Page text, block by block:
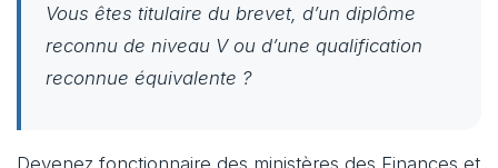
Vous êtes titulaire du brevet, d’un diplôme
reconnu de niveau V ou d’une qualification
reconnue équivalente ?
Devenez fonctionnaire des ministères des Finances et